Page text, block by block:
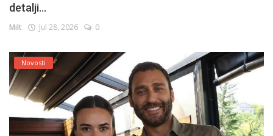
detalji...
Milt Jul 28, 2026 0
Novosti